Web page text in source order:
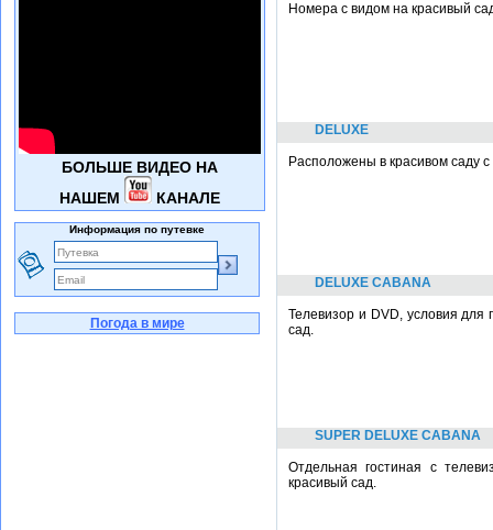
Номера с видом на красивый
DELUXE
Расположены в красивом саду
DELUXE CABANA
Телевизор и DVD, условия
сад.
SUPER DELUXE CABANA
Отдельная гостиная с
красивый сад.
БОЛЬШЕ ВИДЕО НА
НАШЕМ
КАНАЛЕ
Информация по путевке
Погода в мире